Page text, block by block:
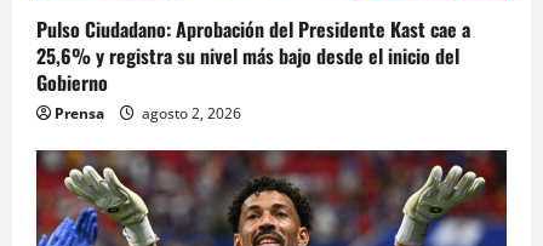
Pulso Ciudadano: Aprobación del Presidente Kast cae a
25,6% y registra su nivel más bajo desde el inicio del
Gobierno
Prensa agosto 2, 2026